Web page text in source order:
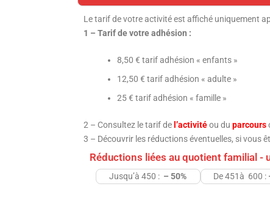
Le tarif de votre activité est affiché uniquement
1 – Tarif de votre adhésion :
8,50 € tarif adhésion « enfants »
12,50 € tarif adhésion « adulte »
25 € tarif adhésion « famille »
2 – Consultez le tarif de l’activitéou du parcours
3 – Découvrir les réductions éventuelles, si vous
Réductions liées au quotient familial -
Jusqu’à 450 : – 50% De 451à 600 :